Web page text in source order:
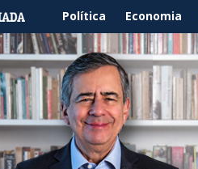
Política Economia